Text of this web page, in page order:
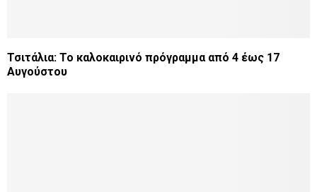
Τσιτάλια: Το καλοκαιρινό πρόγραμμα από 4 έως 17
Αυγούστου